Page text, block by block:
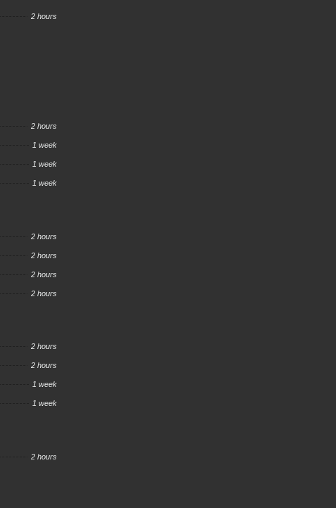
2 hours
2 hours
1 week
1 week
1 week
2 hours
2 hours
2 hours
2 hours
2 hours
2 hours
1 week
1 week
2 hours